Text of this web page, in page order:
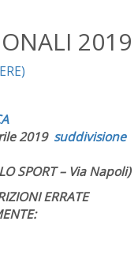
2019
2019 suddivisione
SPORT – Via Napoli)
ERRATE